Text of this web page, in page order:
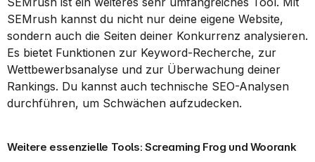
SEMrush kannst du nicht nur deine eigene Website,
sondern auch die Seiten deiner Konkurrenz analysieren.
Es bietet Funktionen zur Keyword-Recherche, zur
Wettbewerbsanalyse und zur Überwachung deiner
Rankings. Du kannst auch technische SEO-Analysen
durchführen, um Schwächen aufzudecken.
Weitere essenzielle Tools: Screaming Frog und Woorank